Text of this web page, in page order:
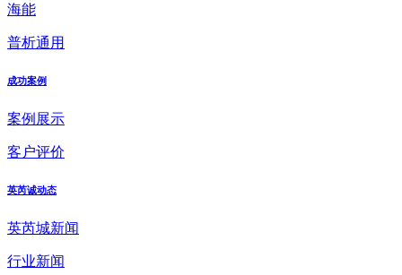
海能
普析通用
成功案例
案例展示
客户评价
英芮诚动态
英芮城新闻
行业新闻